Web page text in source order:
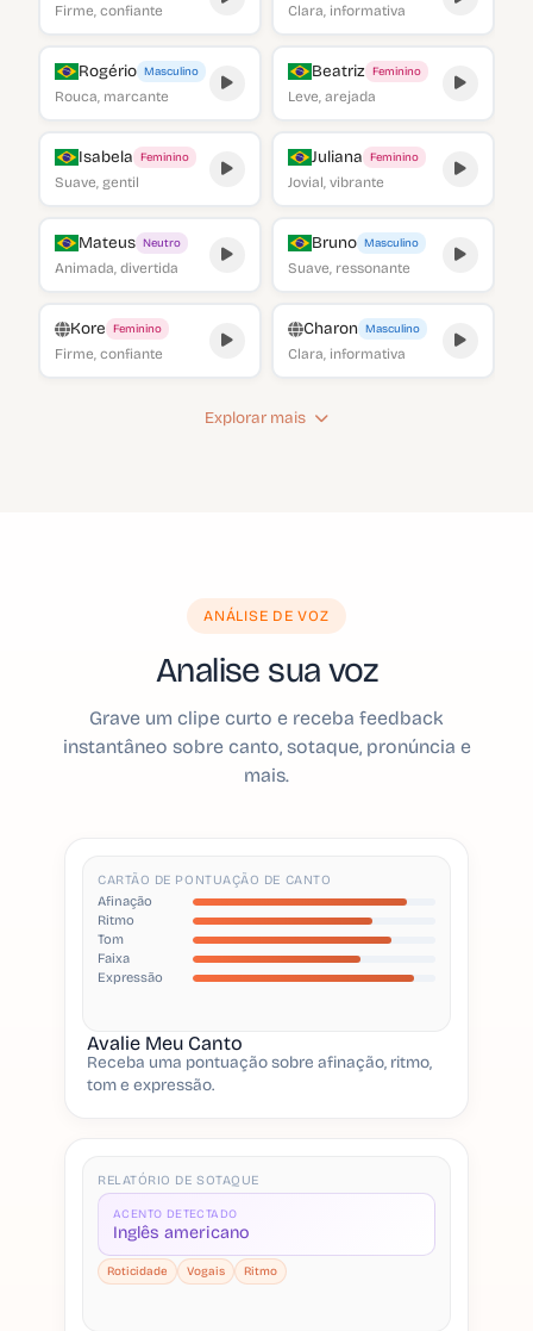
Firme, confiante Clara, informativa
Rogério Masculino
Rouca, marcante
Beatriz Feminino
Leve, arejada
Isabela Feminino
Suave, gentil
Juliana Feminino
Jovial, vibrante
Mateus Neutro
Animada, divertida
Bruno Masculino
Suave, ressonante
Kore Feminino
Firme, confiante
Charon Masculino
Clara, informativa
Explorar mais
ANÁLISE DE VOZ
Analise sua voz
Grave um clipe curto e receba feedback
instantâneo sobre canto, sotaque, pronúncia e
mais.
CARTÃO DE PONTUAÇÃO DE CANTO
Afinação
Ritmo
Tom
Faixa
Expressão
Avalie Meu Canto
Receba uma pontuação sobre afinação, ritmo,
tom e expressão.
RELATÓRIO DE SOTAQUE
ACENTO DETECTADO
Inglês americano
Roticidade Vogais Ritmo